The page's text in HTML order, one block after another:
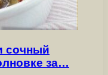
сочный
за…